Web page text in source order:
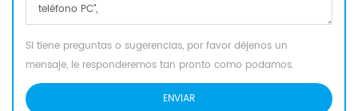
Si tiene preguntas o sugerencias, por favor déjenos un
mensaje, le responderemos tan pronto como podamos.